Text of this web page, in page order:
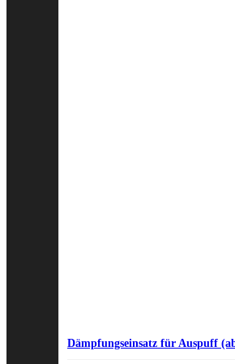
Dämpfungseinsatz für Auspuff